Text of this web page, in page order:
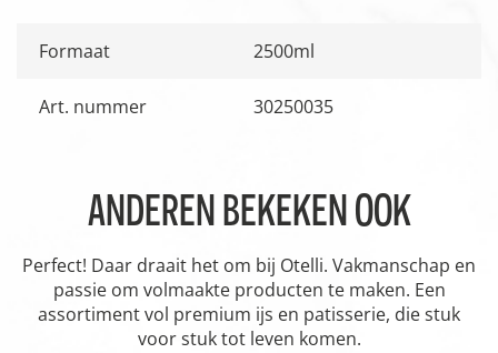
Formaat 2500ml
Art. nummer 30250035
ANDEREN BEKEKEN OOK
Perfect! Daar draait het om bij Otelli. Vakmanschap en
passie om volmaakte producten te maken. Een
assortiment vol premium ijs en patisserie, die stuk
voor stuk tot leven komen.